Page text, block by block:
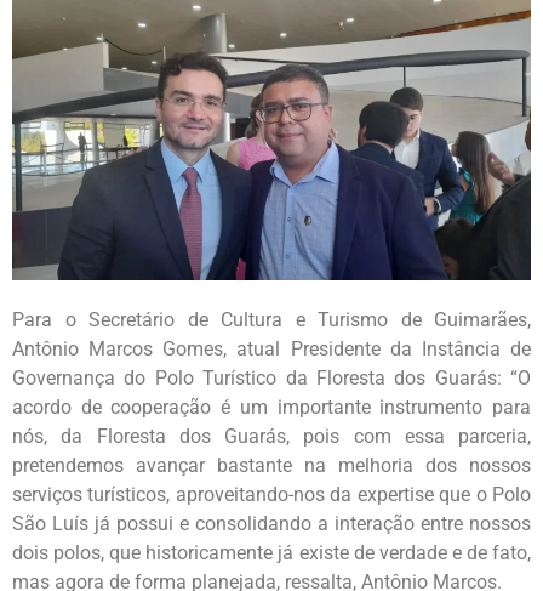
Para o Secretário de Cultura e Turismo de Guimarães,
Antônio Marcos Gomes, atual Presidente da Instância de
Governança do Polo Turístico da Floresta dos Guarás: “O
acordo de cooperação é um importante instrumento para
nós, da Floresta dos Guarás, pois com essa parceria,
pretendemos avançar bastante na melhoria dos nossos
serviços turísticos, aproveitando-nos da expertise que o Polo
São Luís já possui e consolidando a interação entre nossos
dois polos, que historicamente já existe de verdade e de fato,
mas agora de forma planejada, ressalta, Antônio Marcos.